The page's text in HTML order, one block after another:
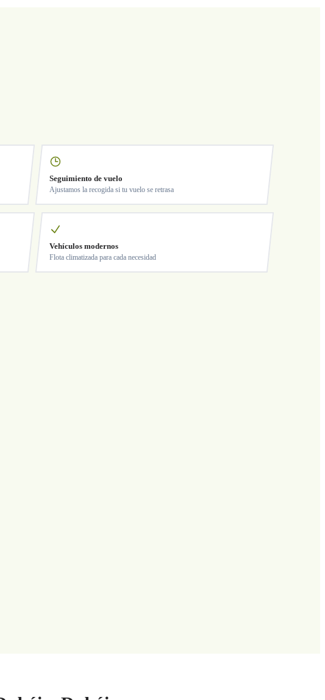
Seguimiento de vuelo
Ajustamos la recogida si tu vuelo se retrasa
Vehículos modernos
Flota climatizada para cada necesidad